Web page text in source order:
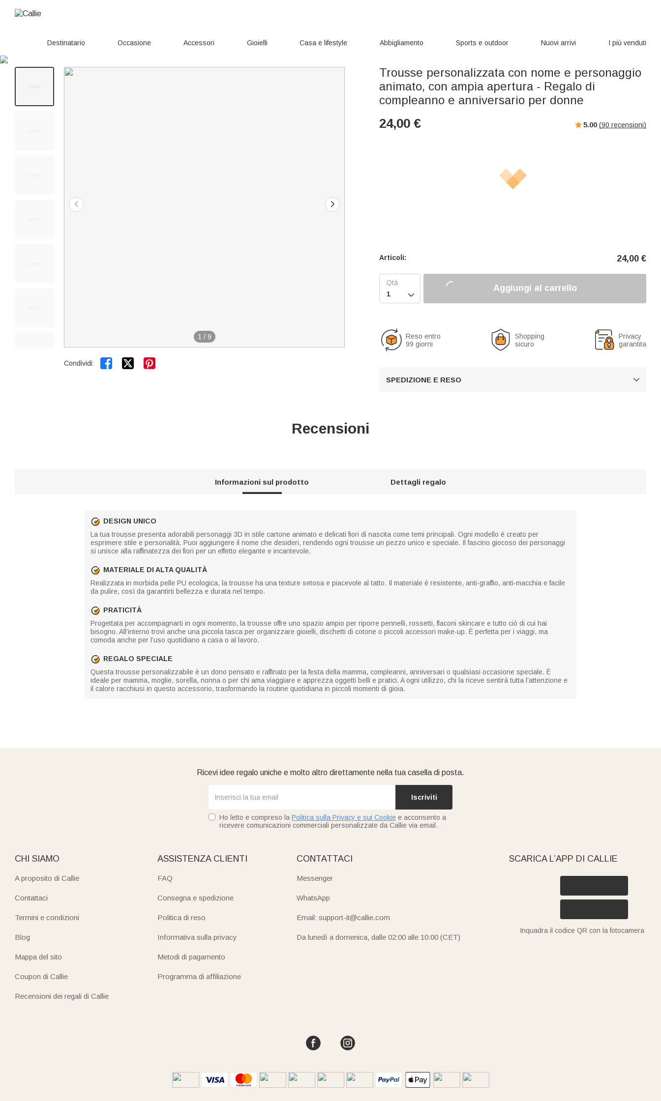
Destinatario Occasione Accessori Gioielli Casa e lifestyle Abbigliamento Sports e outdoor Nuovi arrivi I più venduti
1 / 9
Condividi:  
Trousse personalizzata con nome e personaggio
animato, con ampia apertura - Regalo di
compleanno e anniversario per donne
24,00 € 5.00 (90 recensioni)
Articoli: 24,00 €

Aggiungi al carrello
Reso entro
99 giorni
Shopping
sicuro
Privacy
garantita
SPEDIZIONE E RESO 
Recensioni
Informazioni sul prodotto Dettagli regalo
DESIGN UNICO
La tua trousse presenta adorabili personaggi 3D in stile cartone animato e delicati fiori di nascita come temi principali. Ogni modello è creato per
esprimere stile e personalità. Puoi aggiungere il nome che desideri, rendendo ogni trousse un pezzo unico e speciale. Il fascino giocoso dei personaggi
si unisce alla raffinatezza dei fiori per un effetto elegante e incantevole.
MATERIALE DI ALTA QUALITÀ
Realizzata in morbida pelle PU ecologica, la trousse ha una texture setosa e piacevole al tatto. Il materiale è resistente, anti-graffio, anti-macchia e facile
da pulire, così da garantirti bellezza e durata nel tempo.
PRATICITÀ
Progettata per accompagnarti in ogni momento, la trousse offre uno spazio ampio per riporre pennelli, rossetti, flaconi skincare e tutto ciò di cui hai
bisogno. All’interno trovi anche una piccola tasca per organizzare gioielli, dischetti di cotone o piccoli accessori make-up. È perfetta per i viaggi, ma
comoda anche per l’uso quotidiano a casa o al lavoro.
REGALO SPECIALE
Questa trousse personalizzabile è un dono pensato e raffinato per la festa della mamma, compleanni, anniversari o qualsiasi occasione speciale. È
ideale per mamma, moglie, sorella, nonna o per chi ama viaggiare e apprezza oggetti belli e pratici. A ogni utilizzo, chi la riceve sentirà tutta l’attenzione e
il calore racchiusi in questo accessorio, trasformando la routine quotidiana in piccoli momenti di gioia.
Ricevi idee regalo uniche e molto altro direttamente nella tua casella di posta.
Iscriviti
Ho letto e compreso la Politica sulla Privacy e sui Cookie e acconsento a
ricevere comunicazioni commerciali personalizzate da Callie via email.
CHI SIAMO
A proposito di Callie
Contattaci
Termini e condizioni
Blog
Mappa del sito
Coupon di Callie
Recensioni dei regali di Callie
ASSISTENZA CLIENTI
FAQ
Consegna e spedizione
Politica di reso
Informativa sulla privacy
Metodi di pagamento
Programma di affiliazione
CONTATTACI
Messenger
WhatsApp
Email: support-it@callie.com
Da lunedì a domenica, dalle 02:00 alle 10:00 (CET)
SCARICA L’APP DI CALLIE
Inquadra il codice QR con la fotocamera